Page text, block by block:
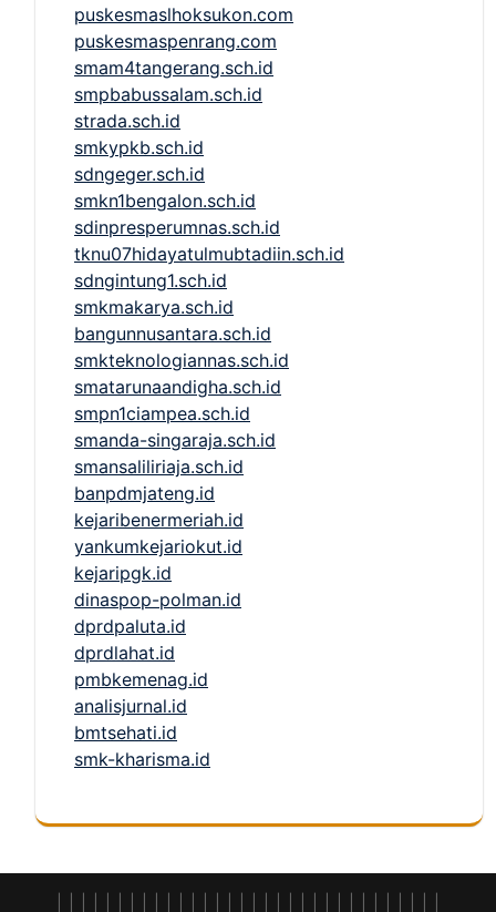
puskesmaslhoksukon.com
puskesmaspenrang.com
smam4tangerang.sch.id
smpbabussalam.sch.id
strada.sch.id
smkypkb.sch.id
sdngeger.sch.id
smkn1bengalon.sch.id
sdinpresperumnas.sch.id
tknu07hidayatulmubtadiin.sch.id
sdngintung1.sch.id
smkmakarya.sch.id
bangunnusantara.sch.id
smkteknologiannas.sch.id
smatarunaandigha.sch.id
smpn1ciampea.sch.id
smanda-singaraja.sch.id
smansaliliriaja.sch.id
banpdmjateng.id
kejaribenermeriah.id
yankumkejariokut.id
kejaripgk.id
dinaspop-polman.id
dprdpaluta.id
dprdlahat.id
pmbkemenag.id
analisjurnal.id
bmtsehati.id
smk-kharisma.id